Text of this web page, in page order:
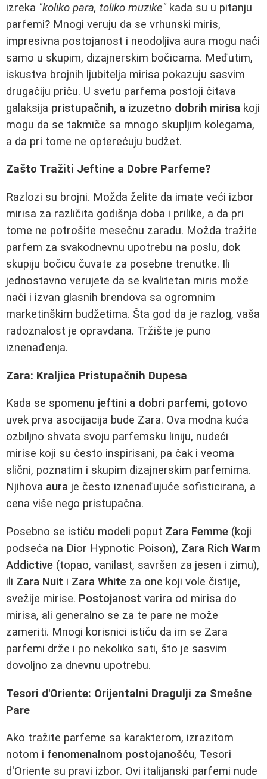
izreka "koliko para, toliko muzike" kada su u pitanju
parfemi? Mnogi veruju da se vrhunski miris,
impresivna postojanost i neodoljiva aura mogu naći
samo u skupim, dizajnerskim bočicama. Međutim,
iskustva brojnih ljubitelja mirisa pokazuju sasvim
drugačiju priču. U svetu parfema postoji čitava
galaksija pristupačnih, a izuzetno dobrih mirisa koji
mogu da se takmiče sa mnogo skupljim kolegama,
a da pri tome ne opterećuju budžet.
Zašto Tražiti Jeftine a Dobre Parfeme?
Razlozi su brojni. Možda želite da imate veći izbor
mirisa za različita godišnja doba i prilike, a da pri
tome ne potrošite mesečnu zaradu. Možda tražite
parfem za svakodnevnu upotrebu na poslu, dok
skupiju bočicu čuvate za posebne trenutke. Ili
jednostavno verujete da se kvalitetan miris može
naći i izvan glasnih brendova sa ogromnim
marketinškim budžetima. Šta god da je razlog, vaša
radoznalost je opravdana. Tržište je puno
iznenađenja.
Zara: Kraljica Pristupačnih Dupesa
Kada se spomenu jeftini a dobri parfemi, gotovo
uvek prva asocijacija bude Zara. Ova modna kuća
ozbiljno shvata svoju parfemsku liniju, nudeći
mirise koji su često inspirisani, pa čak i veoma
slični, poznatim i skupim dizajnerskim parfemima.
Njihova aura je često iznenađujuće sofisticirana, a
cena više nego pristupačna.
Posebno se ističu modeli poput Zara Femme (koji
podseća na Dior Hypnotic Poison), Zara Rich Warm
Addictive (topao, vanilast, savršen za jesen i zimu),
ili Zara Nuit i Zara White za one koji vole čistije,
svežije mirise. Postojanost varira od mirisa do
mirisa, ali generalno se za te pare ne može
zameriti. Mnogi korisnici ističu da im se Zara
parfemi drže i po nekoliko sati, što je sasvim
dovoljno za dnevnu upotrebu.
Tesori d'Oriente: Orijentalni Dragulji za Smešne
Pare
Ako tražite parfeme sa karakterom, izrazitom
notom i fenomenalnom postojanošću, Tesori
d'Oriente su pravi izbor. Ovi italijanski parfemi nude